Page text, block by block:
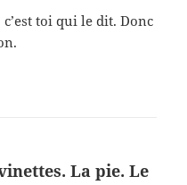
toi qui le dit. Donc
La pie. Le